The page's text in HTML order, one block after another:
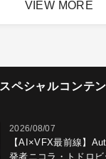
VIEW MORE
スペシャルコンテ
2026/08/07
【AI×VFX最前線】
発者ニコラ・トドロ